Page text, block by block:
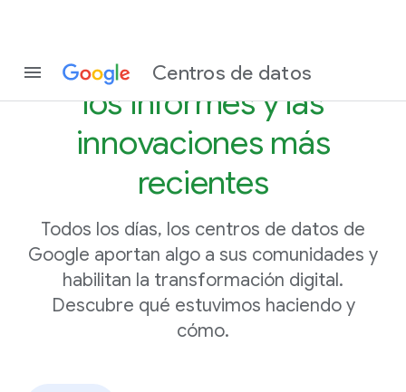
Centros de datos
Entérate delas noticias,
los informes y las
innovaciones más
recientes
Todos los días, los centros de datos de
Google aportan algo a sus comunidades y
habilitan la transformación digital.
Descubre qué estuvimos haciendo y
cómo.